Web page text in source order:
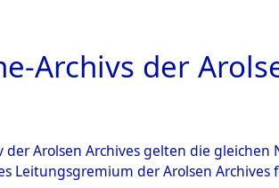
ARCHIVALE ÜBERSICHT
Archivs der
Arolsen Archives gelten die
Leitungsgremium der Arolsen